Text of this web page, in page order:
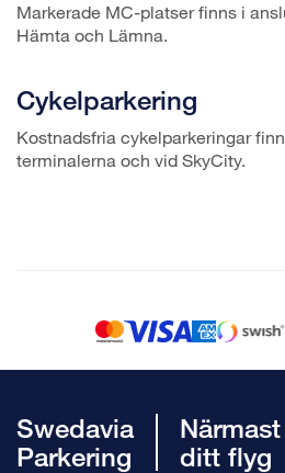
Markerade MC-platser finns i
Hämta och Lämna.
Cykelparkering
Kostnadsfria cykelparkeringar
terminalerna och vid SkyCity.
Swedavia
Parkering
Närmast
ditt flyg